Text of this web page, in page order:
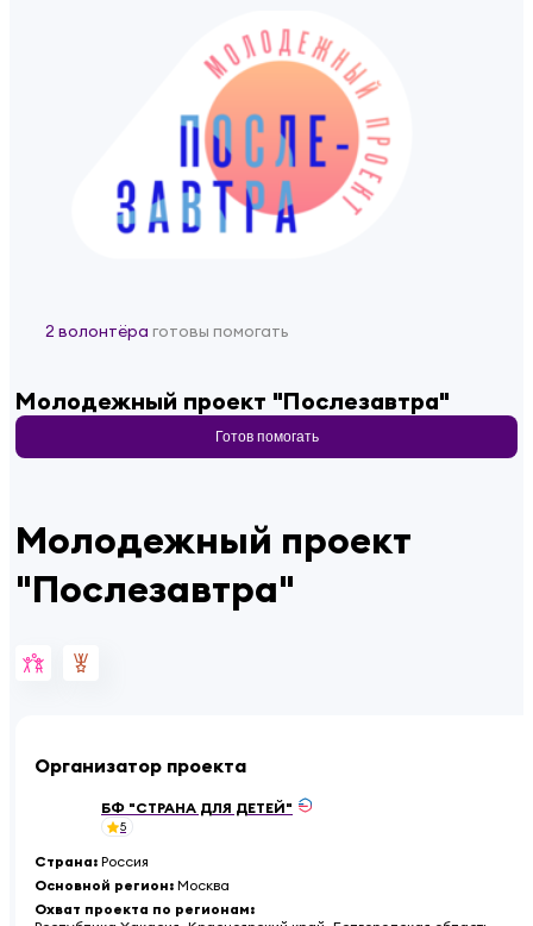
2 волонтёра готовы помогать
Молодежный проект "Послезавтра"
Готов помогать
Молодежный проект
"Послезавтра"
Организатор проекта
БФ "СТРАНА ДЛЯ ДЕТЕЙ"
5
Страна: Россия
Основной регион: Москва
Охват проекта по регионам: